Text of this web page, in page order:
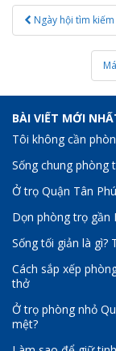
Post
navigation
Ngày hội tìm
BÀI VIẾT MỚI
Tôi không cần
Sống chung phòng
Ở trọ Quận Tân
Dọn phòng trọ gần
Sống tối giản là gì?
Cách sắp xếp
thở
Ở trọ phòng nhỏ
mệt?